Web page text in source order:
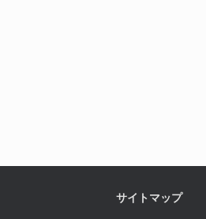
サイトマップ